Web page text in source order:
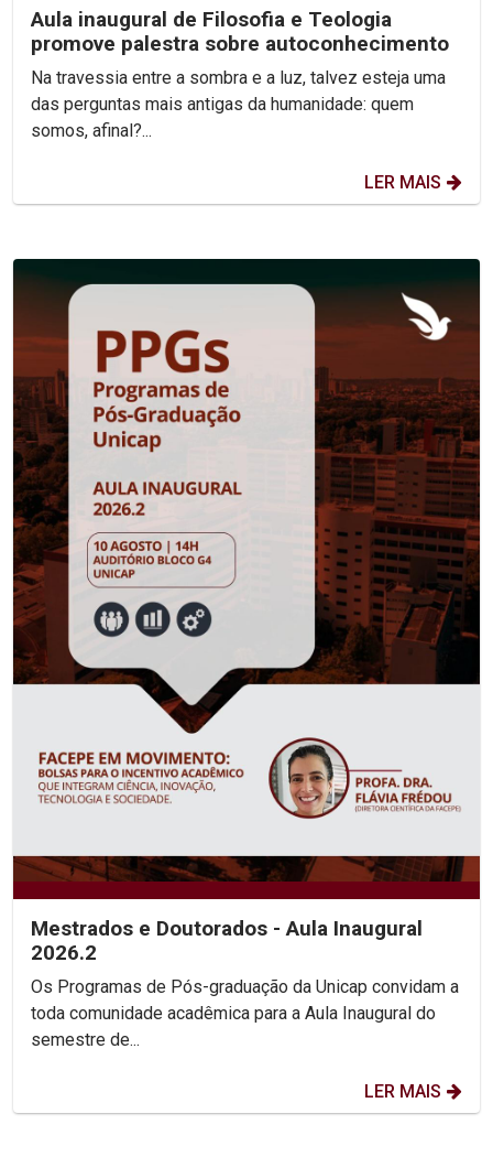
Aula inaugural de Filosofia e Teologia
promove palestra sobre autoconhecimento
Na travessia entre a sombra e a luz, talvez esteja uma
das perguntas mais antigas da humanidade: quem
somos, afinal?...
LER MAIS
Mestrados e Doutorados - Aula Inaugural
2026.2
Os Programas de Pós-graduação da Unicap convidam a
toda comunidade acadêmica para a Aula Inaugural do
semestre de...
LER MAIS